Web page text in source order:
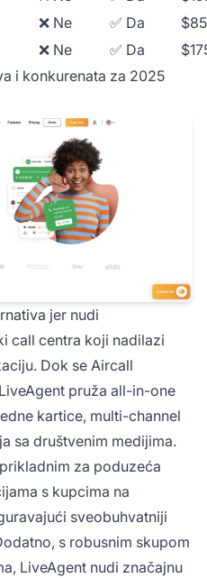
❌ Ne ✅ Da
❌ Ne ✅ Da
i konkurenata za 2025
jer nudi
call centra koji nadilazi
Dok se Aircall
pruža all-in-one
kartice, multi-channel
sa društvenim medijima.
za poduzeća
s kupcima na
sveobuhvatniji
s robusnim skupom
LiveAgent nudi značajnu